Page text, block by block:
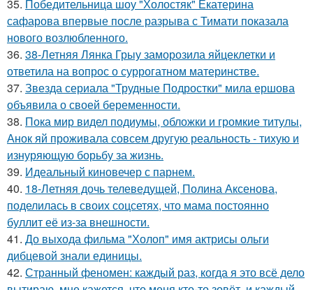
35. Победительница шоу "Холостяк" Екатерина
сафарова впервые после разрыва с Тимати показала
нового возлюбленного.
36. 38-Летняя Лянка Грыу заморозила яйцеклетки и
ответила на вопрос о суррогатном материнстве.
37. Звезда сериала "Трудные Подростки" мила ершова
объявила о своей беременности.
38. Пока мир видел подиумы, обложки и громкие титулы,
Анок яй проживала совсем другую реальность - тихую и
изнуряющую борьбу за жизнь.
39. Идеальный киновечер с парнем.
40. 18-Летняя дочь телеведущей, Полина Аксенова,
поделилась в своих соцсетях, что мама постоянно
буллит её из-за внешности.
41. До выхода фильма "Холоп" имя актрисы ольги
дибцевой знали единицы.
42. Странный феномен: каждый раз, когда я это всё дело